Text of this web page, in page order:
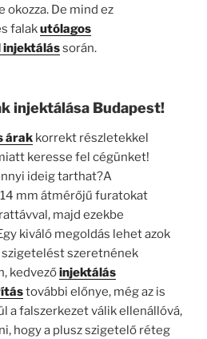
De mind ez
falakutólagos
injektálássorán.
injektálása Budapest!
árak korrekt részletekkel
keresse fel cégünket!
ideig tarthat?A
mm átmérőjű furatokat
majd ezekbe
kiváló megoldás lehet azok
szigetelést szeretnének
kedvezőinjektálás
további előnye, még az is
a falszerkezet válik ellenállóvá,
hogy a plusz szigetelő réteg